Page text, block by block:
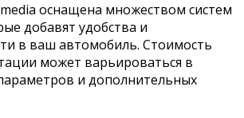
оснащена множеством систем
добавят удобства и
в ваш автомобиль. Стоимость
может варьироваться в
и дополнительных